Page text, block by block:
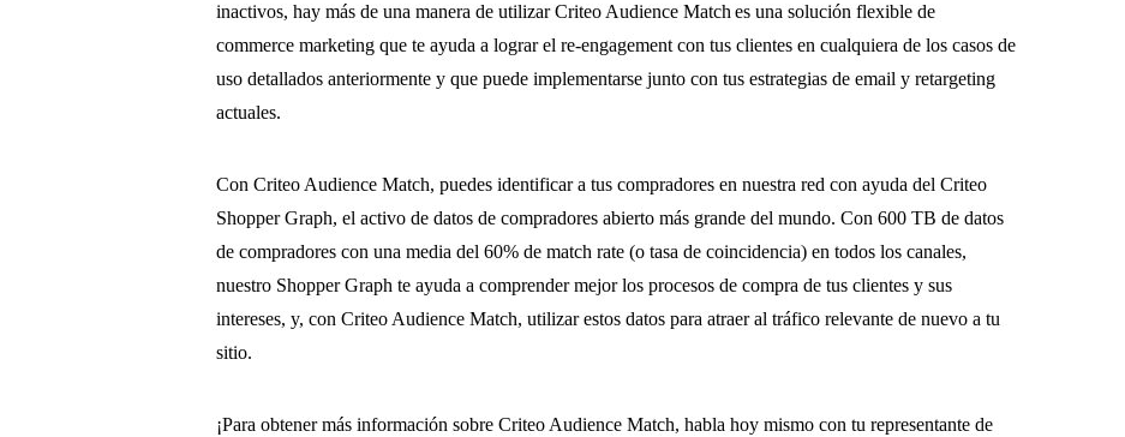
inactivos, hay más de una manera de utilizar Criteo Audience Match es una solución flexible de
commerce marketing que te ayuda a lograr el re-engagement con tus clientes en cualquiera de los casos de
uso detallados anteriormente y que puede implementarse junto con tus estrategias de email y retargeting
actuales.
Con Criteo Audience Match, puedes identificar a tus compradores en nuestra red con ayuda del Criteo
Shopper Graph, el activo de datos de compradores abierto más grande del mundo. Con 600 TB de datos
de compradores con una media del 60% de match rate (o tasa de coincidencia) en todos los canales,
nuestro Shopper Graph te ayuda a comprender mejor los procesos de compra de tus clientes y sus
intereses, y, con Criteo Audience Match, utilizar estos datos para atraer al tráfico relevante de nuevo a tu
sitio.
¡Para obtener más información sobre Criteo Audience Match, habla hoy mismo con tu representante de